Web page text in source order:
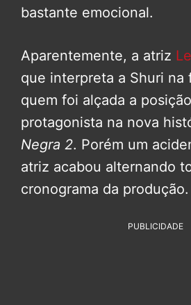
bastante emocional.
Aparentemente, a atriz
que interpreta a Shuri na
quem foi alçada a
protagonista na nova
Negra 2. Porém um
atriz acabou alternando
cronograma da produção.
PUBLICIDADE